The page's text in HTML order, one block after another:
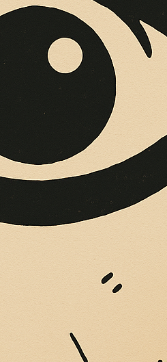
SUE
sulle pareti giaccio
A